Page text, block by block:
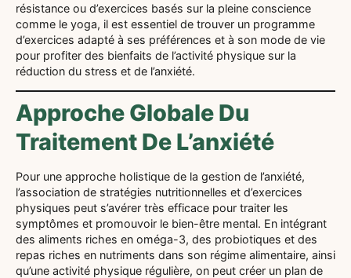
résistance ou d’exercices basés sur la pleine conscience
comme le yoga, il est essentiel de trouver un programme
d’exercices adapté à ses préférences et à son mode de vie
pour profiter des bienfaits de l’activité physique sur la
réduction du stress et de l’anxiété.
Approche Globale Du
Traitement De L’anxiété
Pour une approche holistique de la gestion de l’anxiété,
l’association de stratégies nutritionnelles et d’exercices
physiques peut s’avérer très efficace pour traiter les
symptômes et promouvoir le bien-être mental. En intégrant
des aliments riches en oméga-3, des probiotiques et des
repas riches en nutriments dans son régime alimentaire, ainsi
qu’une activité physique régulière, on peut créer un plan de